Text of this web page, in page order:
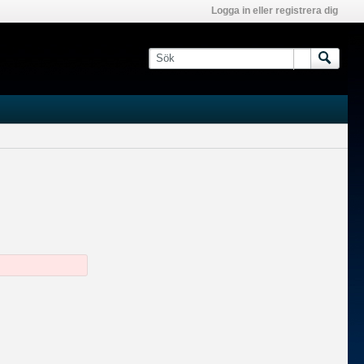
Logga in eller registrera dig